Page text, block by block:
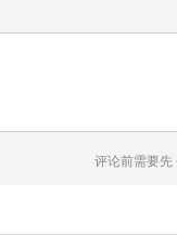
评论前需要先